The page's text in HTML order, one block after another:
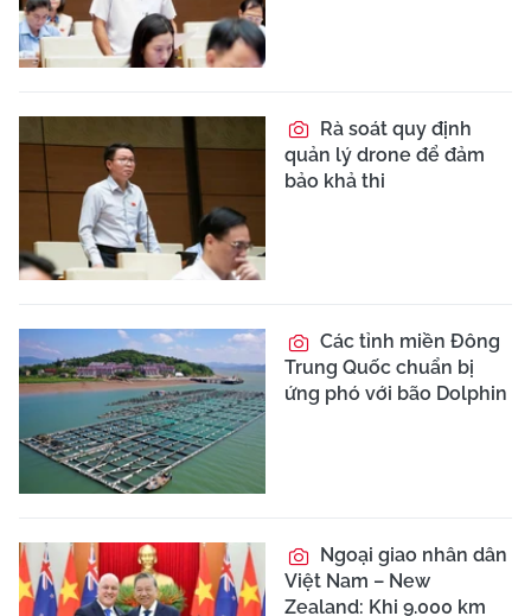
Rà soát quy định
quản lý drone để đảm
bảo khả thi
Các tỉnh miền Đông
Trung Quốc chuẩn bị
ứng phó với bão Dolphin
Ngoại giao nhân dân
Việt Nam – New
Zealand: Khi 9.000 km